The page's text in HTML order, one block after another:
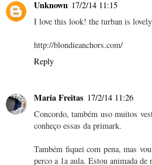
Unknown 17/2/14 11:15
I love this look! the turban is
http://blondieanchors.com/
Reply
Maria Freitas 17/2/14 11:26
Concordo, também uso muitos
conheço essas da primark.
Também fiquei com pena, mas
perco a 1a aula. Estou animada de